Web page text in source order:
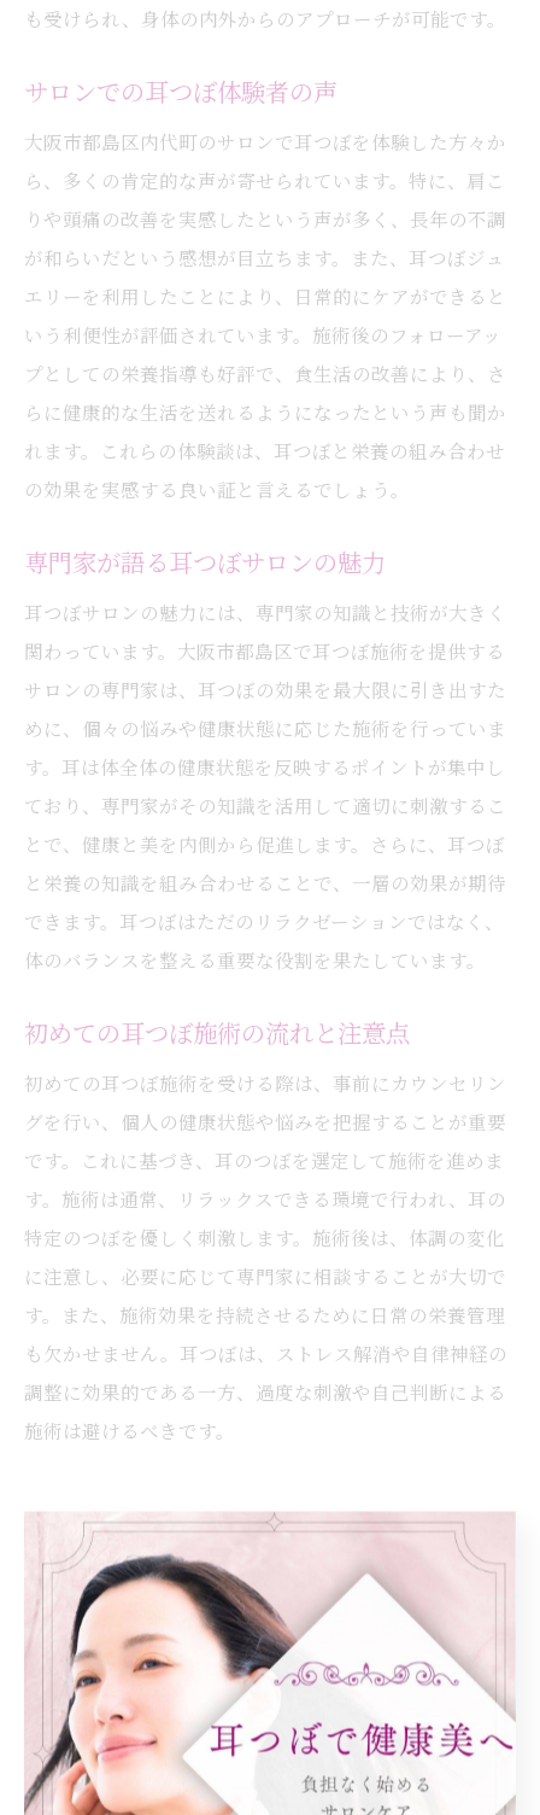
も受けられ、身体の内外からのアプローチが可能です。
サロンでの耳つぼ体験者の声
大阪市都島区内代町のサロンで耳つぼを体験した方々か
ら、多くの肯定的な声が寄せられています。特に、肩こ
りや頭痛の改善を実感したという声が多く、長年の不調
が和らいだという感想が目立ちます。また、耳つぼジュ
エリーを利用したことにより、日常的にケアができると
いう利便性が評価されています。施術後のフォローアッ
プとしての栄養指導も好評で、食生活の改善により、さ
らに健康的な生活を送れるようになったという声も聞か
れます。これらの体験談は、耳つぼと栄養の組み合わせ
の効果を実感する良い証と言えるでしょう。
専門家が語る耳つぼサロンの魅力
耳つぼサロンの魅力には、専門家の知識と技術が大きく
関わっています。大阪市都島区で耳つぼ施術を提供する
サロンの専門家は、耳つぼの効果を最大限に引き出すた
めに、個々の悩みや健康状態に応じた施術を行っていま
す。耳は体全体の健康状態を反映するポイントが集中し
ており、専門家がその知識を活用して適切に刺激するこ
とで、健康と美を内側から促進します。さらに、耳つぼ
と栄養の知識を組み合わせることで、一層の効果が期待
できます。耳つぼはただのリラクゼーションではなく、
体のバランスを整える重要な役割を果たしています。
初めての耳つぼ施術の流れと注意点
初めての耳つぼ施術を受ける際は、事前にカウンセリン
グを行い、個人の健康状態や悩みを把握することが重要
です。これに基づき、耳のつぼを選定して施術を進めま
す。施術は通常、リラックスできる環境で行われ、耳の
特定のつぼを優しく刺激します。施術後は、体調の変化
に注意し、必要に応じて専門家に相談することが大切で
す。また、施術効果を持続させるために日常の栄養管理
も欠かせません。耳つぼは、ストレス解消や自律神経の
調整に効果的である一方、過度な刺激や自己判断による
施術は避けるべきです。
耳つぼと栄養の力で健康美を手に入
れる
耳つぼがもたらす内側からの美しさ
耳つぼは、身体の内部からの美しさを引き出すための効
果的な手法として注目されています。耳には多くのつぼ